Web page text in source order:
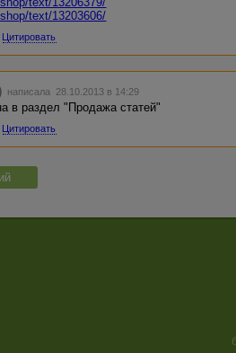
text/13203606/
Цитировать
написала 28.10.2013 в 14:29
в раздел "Продажа статей"
Цитировать